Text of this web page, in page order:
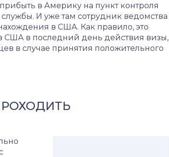
в Америку на пункт контроля
И уже там сотрудник ведомства
в США. Как правило, это
США в последний день действия визы,
в случае принятия положительного